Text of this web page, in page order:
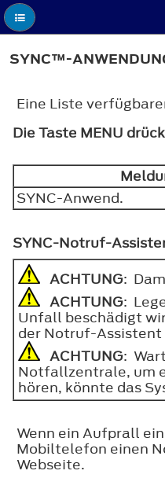
SYNC™-
Eine Liste
Die Taste MENU
SYNC-Anwend.
SYNC-Notruf-
ACHTUNG:
ACHTUNG:
Unfall beschädigt
der Notruf-Assistent
ACHTUNG:
Notfallzentrale, um
hören, könnte das
Wenn ein Aufprall
Mobiltelefon einen
Webseite.